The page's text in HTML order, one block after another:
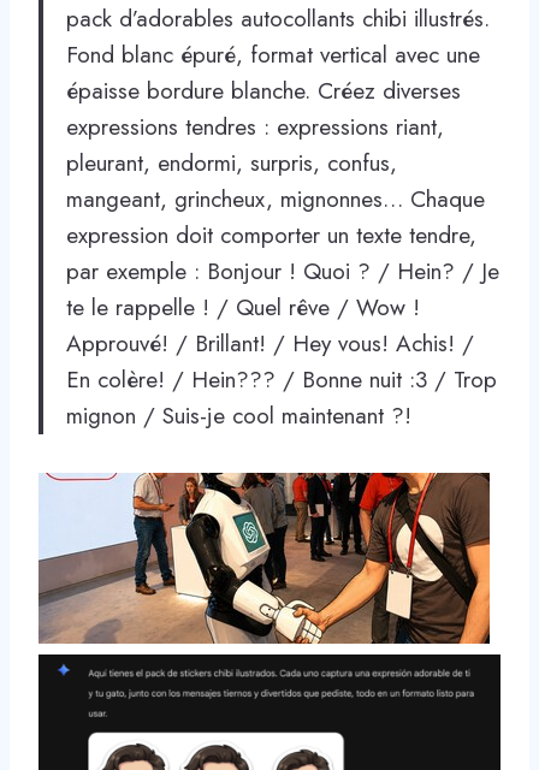
pack d’adorables autocollants chibi illustrés.
Fond blanc épuré, format vertical avec une
épaisse bordure blanche. Créez diverses
expressions tendres : expressions riant,
pleurant, endormi, surpris, confus,
mangeant, grincheux, mignonnes… Chaque
expression doit comporter un texte tendre,
par exemple : Bonjour ! Quoi ? / Hein? / Je
te le rappelle ! / Quel rêve / Wow !
Approuvé! / Brillant! / Hey vous! Achis! /
En colère! / Hein??? / Bonne nuit :3 / Trop
mignon / Suis-je cool maintenant ?!